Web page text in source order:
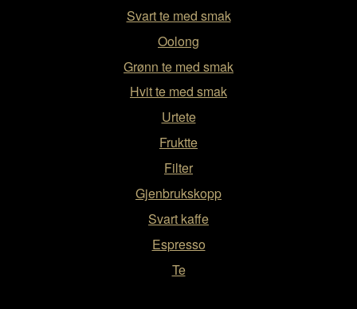
Svart te med smak
Oolong
Grønn te med smak
Hvit te med smak
Urtete
Fruktte
Filter
Gjenbrukskopp
Svart kaffe
Espresso
Te